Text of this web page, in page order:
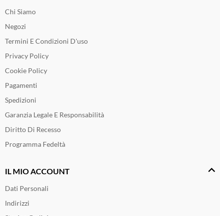
Chi Siamo
Negozi
Termini E Condizioni D'uso
Privacy Policy
Cookie Policy
Pagamenti
Spedizioni
Garanzia Legale E Responsabilità
Diritto Di Recesso
Programma Fedeltà
IL MIO ACCOUNT
Dati Personali
Indirizzi